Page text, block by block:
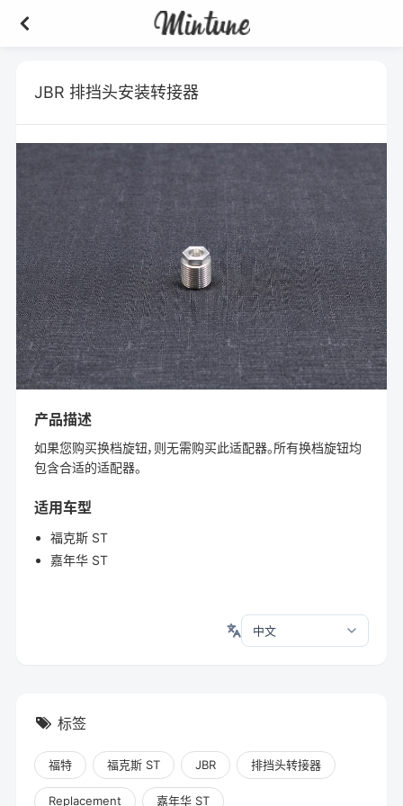
JBR 排挡头安装转接器
产品描述
如果您购买换档旋钮，则无需购买此适配器。所有换档旋钮均
包含合适的适配器。
适用车型
福克斯 ST
嘉年华 ST
标签
福特 福克斯 ST JBR 排挡头转接器
Replacement 嘉年华 ST